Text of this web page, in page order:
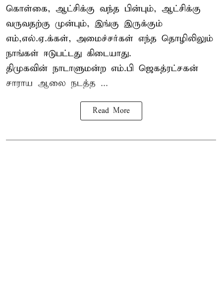
கொள்கை, ஆட்சிக்கு வந்த பின்பும், ஆட்சிக்கு
வருவதற்கு முன்பும், இங்கு இருக்கும்
எம்,எல்.ஏ.க்கள், அமைச்சர்கள் எந்த தொழிலிலும்
நாங்கள் ஈடுபட்டது கிடையாது.
திமுகவின் நாடாளுமன்ற எம்.பி ஜெகத்ரட்சகன்
சாராய ஆலை நடத்த ...
Read More